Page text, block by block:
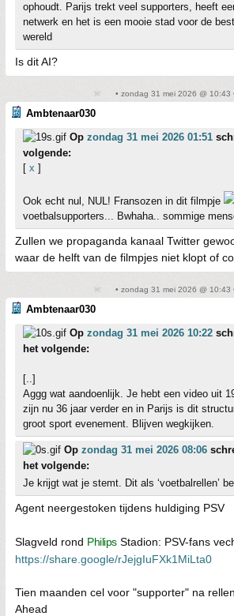
ophoudt. Parijs trekt veel supporters, heeft
netwerk en het is een mooie stad voor de
wereld
Is dit AI?
• zondag 31 mei 2026 @ 10:43
Ambtenaar030
Op zondag 31 mei 2026 01:51
volgende:
[ x ]
Ook echt nul, NUL! Fransozen in dit filmpje
voetbalsupporters... Bwhaha.. sommige
Zullen we propaganda kanaal Twitter
waar de helft van de filmpjes niet klopt of
• zondag 31 mei 2026 @ 10:43
Ambtenaar030
Op zondag 31 mei 2026 10:22
het volgende:
[..]
Aggg wat aandoenlijk. Je hebt een video uit
zijn nu 36 jaar verder en in Parijs is dit
groot sport evenement. Blijven wegkijken.
Op zondag 31 mei 2026 08:06
het volgende:
Je krijgt wat je stemt. Dit als ‘voetbalrellen’
Agent neergestoken tijdens huldiging PSV
Slagveld rond PhilipsStadion: PSV-fans
https://share.google/rJejgIuFXk1MiLta0
Tien maanden cel voor "supporter" na
Ahead